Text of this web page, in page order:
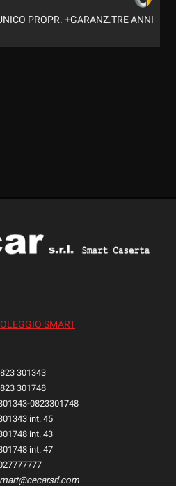
PROPR. +GARANZ.TRE ANNI
SMART
301343
301748
0823301748
int. 45
int. 43
int. 47